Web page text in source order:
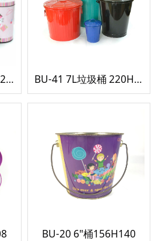
BU-49 5L脚踏垃圾桶 200H285 BU-41 7L垃圾桶 220H232
BU-20 6"桶156H140